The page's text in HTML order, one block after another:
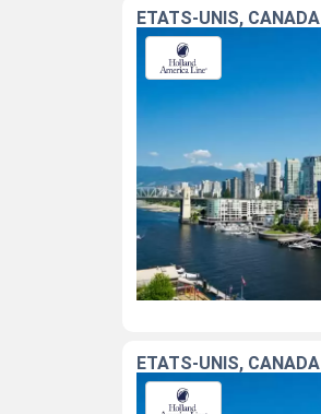
ÉTATS-UNIS, CANADA
ÉTATS-UNIS, CANADA